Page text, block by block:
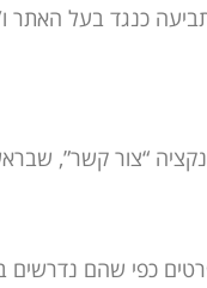
תביעה כנגד בעל